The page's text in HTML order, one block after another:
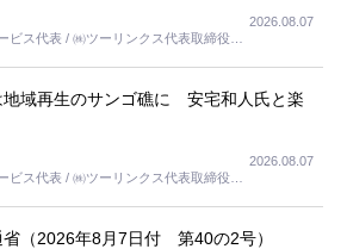
ビス代表 / ㈱ツーリンクス代表取締役社
2026.08.07
地域再生のサンゴ礁に 安宅和人氏と楽
ビス代表 / ㈱ツーリンクス代表取締役社
2026.08.07
省（2026年8月7日付 第40の2号）